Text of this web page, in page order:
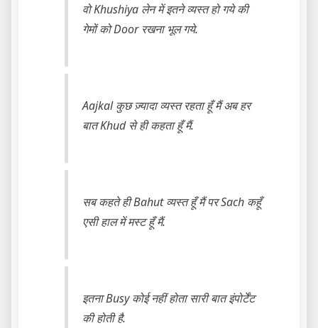
वो Khushiya लेन में इतने व्यस्त हो गये की
गेमों को Door रखना भूल गये.
Aajkal कुछ ज़्यादा व्यस्त रहता हूँ मैं अब हर
बात Khud से ही कहता हूँ मैं.
सब कहते ही Bahut व्यस्त हूँ मैं पर Sach कहूँ
एसी हाल में मस्ट हूँ मैं.
इतना Busy कोई नहीं होता सारी बात इंपोर्टेंट
की होती है.